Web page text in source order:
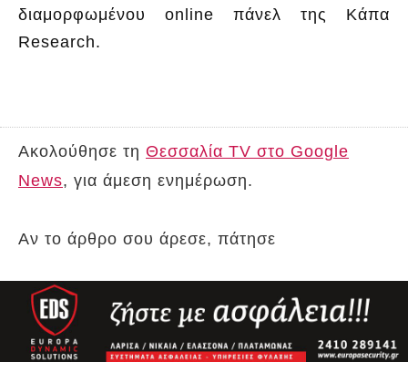
διαμορφωμένου online πάνελ της Κάπα
Research.
Ακολούθησε τη Θεσσαλία TV στο Google
News, για άμεση ενημέρωση.
Αν το άρθρο σου άρεσε, πάτησε